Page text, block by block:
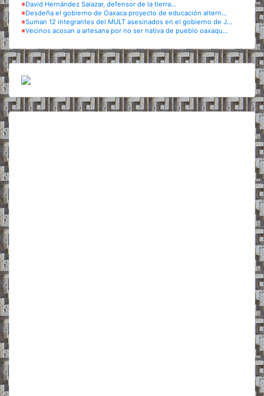
※David Hernández Salazar, defensor de la tierra...
※Desdeña el gobierno de Oaxaca proyecto de educación altern...
※Suman 12 integrantes del MULT asesinados en el gobierno de J...
※Vecinos acosan a artesana por no ser nativa de pueblo oaxaqu...